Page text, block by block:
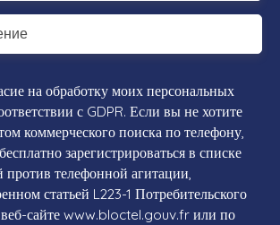
на обработку моих персональных
с GDPR. Если вы не хотите
коммерческого поиска по телефону,
зарегистрироваться в списке
против телефонной агитации,
статьей L223-1 Потребительского
веб-сайте www.bloctel.gouv.fr или по